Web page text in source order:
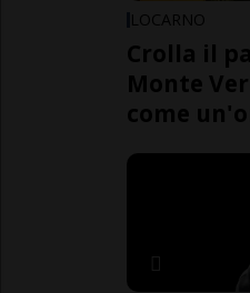
LOCARNO
Crolla il
Monte
come